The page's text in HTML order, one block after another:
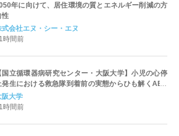
年に向けて、居住環境の質とエネルギー削減の方
性
式会社エヌ・シー・エヌ
時間前
国立循環器病研究センター・大阪大学】小児の心停
発生における救急隊到着前の実態からひも解くAED
ッド装着と良好な神経学的転帰との関連性
阪大学
時間前